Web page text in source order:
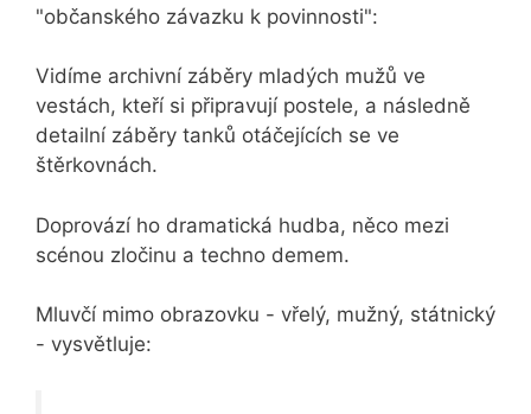
"občanského závazku k povinnosti":
Vidíme archivní záběry mladých mužů ve
vestách, kteří si připravují postele, a následně
detailní záběry tanků otáčejících se ve
štěrkovnách.
Doprovází ho dramatická hudba, něco mezi
scénou zločinu a techno demem.
Mluvčí mimo obrazovku - vřelý, mužný, státnický
- vysvětluje: